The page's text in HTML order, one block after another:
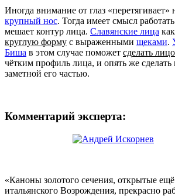
Иногда внимание от глаз «перетягивает»
крупный нос. Тогда имеет смысл
мешает контур лица. Славянские лица
круглую форму с выраженными щеками.
Биша в этом случае поможет сделать
чётким профиль лица, и опять же сделать
заметной его частью.
Комментарий эксперта:
«Каноны золотого сечения, открытые
итальянского Возрождения, прекрасно